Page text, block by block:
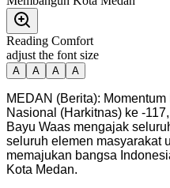
Reading Comfort
adjust the font size
A A A A
MEDAN (Berita):
Nasional (Harkitnas) ke -
Bayu Waas mengajak
seluruh elemen masyarakat
memajukan bangsa
Kota Medan.